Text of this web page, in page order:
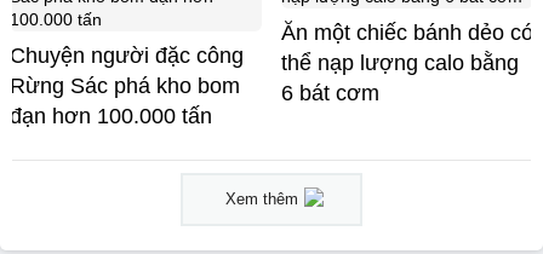
Chuyện người đặc công
Rừng Sác phá kho bom
đạn hơn 100.000 tấn
Ăn một chiếc bánh dẻo có
thể nạp lượng calo bằng
6 bát cơm
Xem thêm